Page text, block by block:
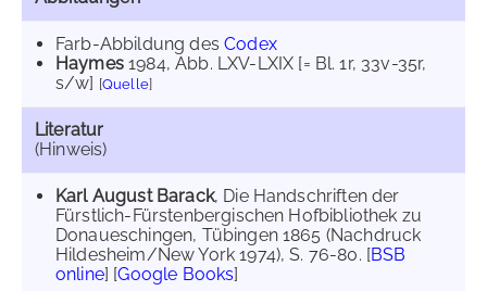
Farb-Abbildung desCodex
Haymes1984, Abb. LXV-LXIX [= Bl. 1r, 33v-35r,
s/w] [Quelle]
Literatur
(Hinweis)
Karl August Barack, Die Handschriften der
Fürstlich-Fürstenbergischen Hofbibliothek zu
Donaueschingen, Tübingen 1865 (Nachdruck
Hildesheim/New York 1974), S. 76-80. [BSB
online] [Google Books]